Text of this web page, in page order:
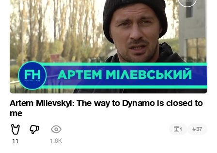
Artem Milevskyi: The way to Dynamo is closed to
me
11 1.6K
1 #37